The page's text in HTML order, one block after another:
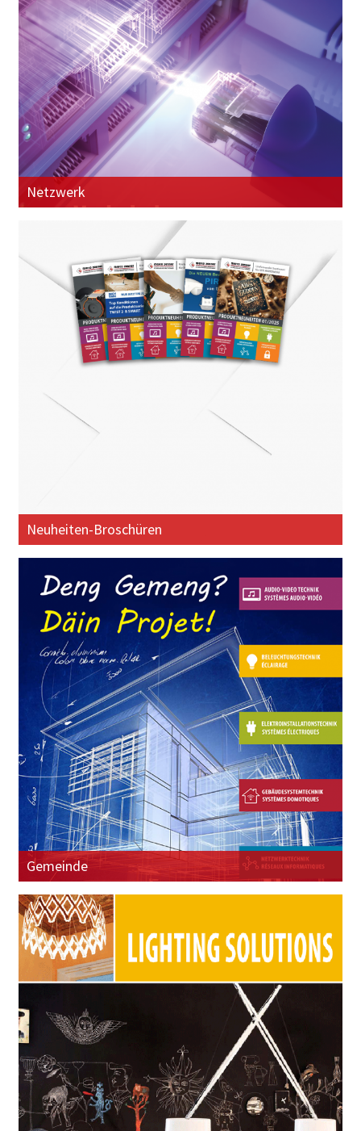
Netzwerk
Neuheiten-Broschüren
Gemeinde